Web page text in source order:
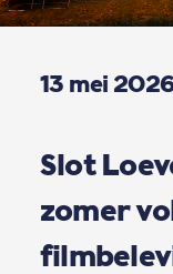
13 mei
Slot
zomer